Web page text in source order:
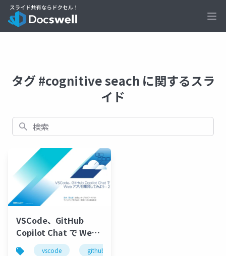
タグ #cognitive seach に関するスラ
イド
検索
VSCode、GitHub
Copilot Chat で Web
アプリを開発してみよ
vscode github